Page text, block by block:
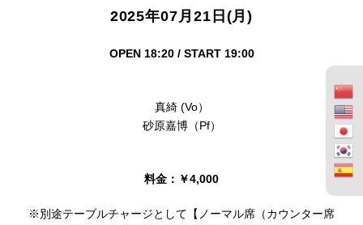
2025年07月21日(月)
OPEN 18:20 / START 19:00
真綺 (Vo）
砂原嘉博（Pf）
料金：￥4,000
※別途テーブルチャージとして【ノーマル席（カウンター席